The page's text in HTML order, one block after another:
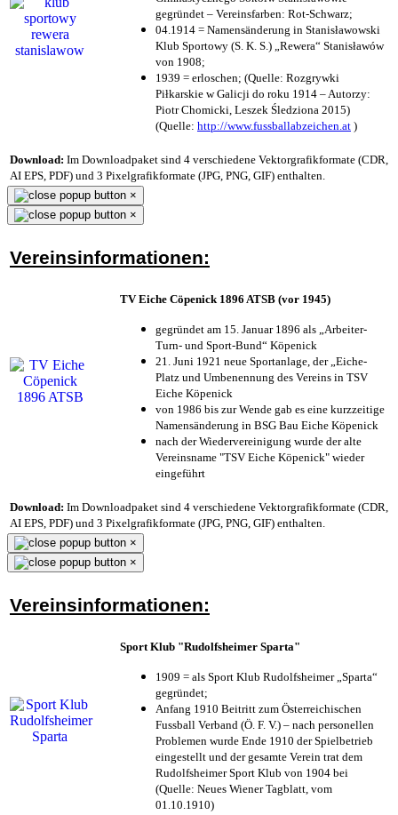
gegründet – Vereinsfarben: Rot-Schwarz;
04.1914 = Namensänderung in Stanisławowski
Klub Sportowy (S. K. S.) „Rewera“ Stanisławów
von 1908;
1939 = erloschen; (Quelle: Rozgrywki
Piłkarskie w Galicji do roku 1914 – Autorzy:
Piotr Chomicki, Leszek Śledziona 2015)
(Quelle: http://www.fussballabzeichen.at )
Download: Im Downloadpaket sind 4 verschiedene Vektorgrafikformate (CDR,
AI EPS, PDF) und 3 Pixelgrafikformate (JPG, PNG, GIF) enthalten.
×
×
Vereinsinformationen:
TV Eiche Cöpenick 1896 ATSB (vor 1945)
gegründet am 15. Januar 1896 als „Arbeiter-
Turn- und Sport-Bund“ Köpenick
21. Juni 1921 neue Sportanlage, der „Eiche-
Platz und Umbenennung des Vereins in TSV
Eiche Köpenick
von 1986 bis zur Wende gab es eine kurzzeitige
Namensänderung in BSG Bau Eiche Köpenick
nach der Wiedervereinigung wurde der alte
Vereinsname "TSV Eiche Köpenick" wieder
eingeführt
Download: Im Downloadpaket sind 4 verschiedene Vektorgrafikformate (CDR,
AI EPS, PDF) und 3 Pixelgrafikformate (JPG, PNG, GIF) enthalten.
×
×
Vereinsinformationen:
Sport Klub "Rudolfsheimer Sparta"
1909 = als Sport Klub Rudolfsheimer „Sparta“
gegründet;
Anfang 1910 Beitritt zum Österreichischen
Fussball Verband (Ö. F. V.) – nach personellen
Problemen wurde Ende 1910 der Spielbetrieb
eingestellt und der gesamte Verein trat dem
Rudolfsheimer Sport Klub von 1904 bei
(Quelle: Neues Wiener Tagblatt, vom
01.10.1910)